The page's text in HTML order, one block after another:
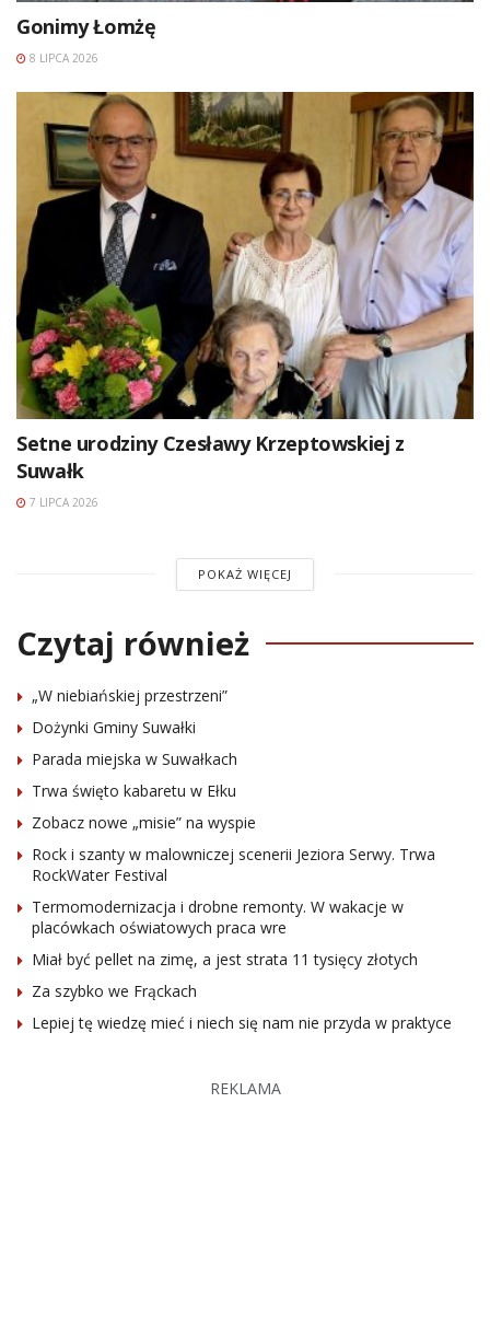
Gonimy Łomżę
8 LIPCA 2026
Setne urodziny Czesławy Krzeptowskiej z
Suwałk
7 LIPCA 2026
POKAŻ WIĘCEJ
Czytaj również
„W niebiańskiej przestrzeni”
Dożynki Gminy Suwałki
Parada miejska w Suwałkach
Trwa święto kabaretu w Ełku
Zobacz nowe „misie” na wyspie
Rock i szanty w malowniczej scenerii Jeziora Serwy. Trwa
RockWater Festival
Termomodernizacja i drobne remonty. W wakacje w
placówkach oświatowych praca wre
Miał być pellet na zimę, a jest strata 11 tysięcy złotych
Za szybko we Frąckach
Lepiej tę wiedzę mieć i niech się nam nie przyda w praktyce
REKLAMA